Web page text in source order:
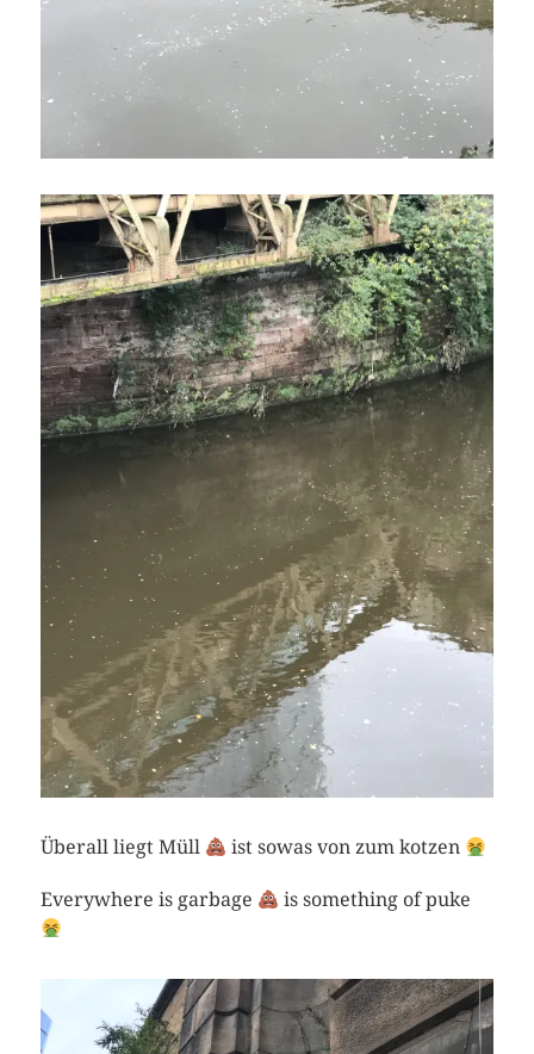
Überall liegt Müll ist sowas von zum kotzen
Everywhere is garbage is something of puke